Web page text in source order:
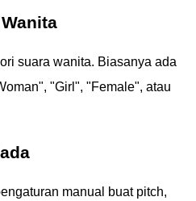
suara wanita. Biasanya ada
"Girl", "Female", atau
manual buat pitch,